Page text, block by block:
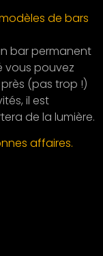
de bars
bar permanent
vous pouvez
près (pas trop !)
il est
de la lumière.
affaires.